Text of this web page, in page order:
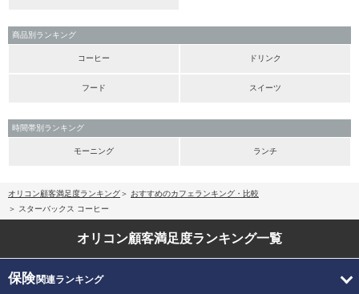
商品別ランキング
コーヒー ドリンク
フード スイーツ
時間帯別ランキング
モーニング ランチ
オリコン顧客満足度ランキング
おすすめのカフェランキング・比較
スターバックス コーヒー
オリコン顧客満足度ランキング一覧
保険関連ランキング